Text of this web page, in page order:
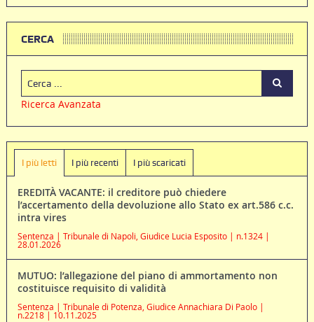
CERCA
Ricerca Avanzata
I più letti I più recenti I più scaricati
EREDITÀ VACANTE: il creditore può chiedere
l’accertamento della devoluzione allo Stato ex art.586 c.c.
intra vires
Sentenza | Tribunale di Napoli, Giudice Lucia Esposito | n.1324 |
28.01.2026
MUTUO: l’allegazione del piano di ammortamento non
costituisce requisito di validità
Sentenza | Tribunale di Potenza, Giudice Annachiara Di Paolo |
n.2218 | 10.11.2025